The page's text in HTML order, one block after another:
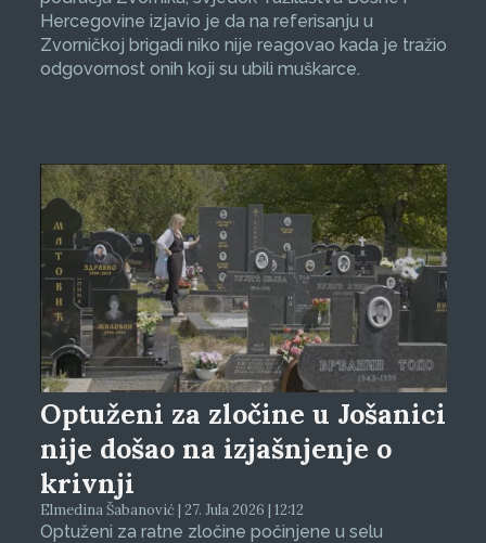
Hercegovine izjavio je da na referisanju u
Zvorničkoj brigadi niko nije reagovao kada je tražio
odgovornost onih koji su ubili muškarce.
Optuženi za zločine u Jošanici
nije došao na izjašnjenje o
krivnji
Elmedina Šabanović | 27. Jula 2026 | 12:12
Optuženi za ratne zločine počinjene u selu